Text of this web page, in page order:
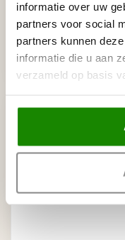
informatie over uw
partners voor social
partners kunnen
informatie die u aan
verzameld op basis
VB25 (15 x 25 mm),
lengte 2 m
€2,22 €2,00
Stukprijs: €1,00 / Meter
Niet op voorraad